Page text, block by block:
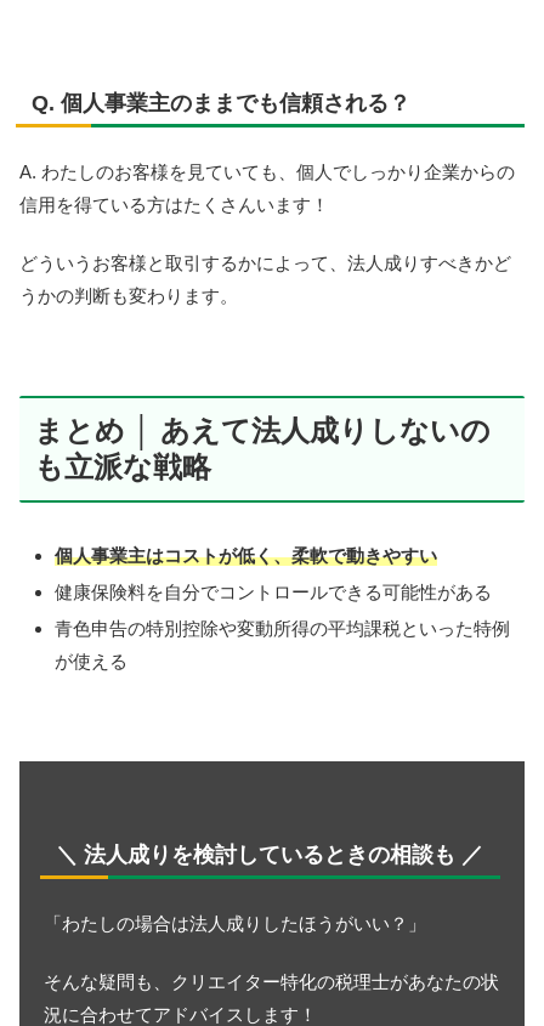
Q. 個人事業主のままでも信頼される？
A. わたしのお客様を見ていても、個人でしっかり企業からの
信用を得ている方はたくさんいます！
どういうお客様と取引するかによって、法人成りすべきかど
うかの判断も変わります。
まとめ │ あえて法人成りしないの
も立派な戦略
個人事業主はコストが低く、柔軟で動きやすい
健康保険料を自分でコントロールできる可能性がある
青色申告の特別控除や変動所得の平均課税といった特例
が使える
＼ 法人成りを検討しているときの相談も ／
「わたしの場合は法人成りしたほうがいい？」
そんな疑問も、クリエイター特化の税理士があなたの状
況に合わせてアドバイスします！